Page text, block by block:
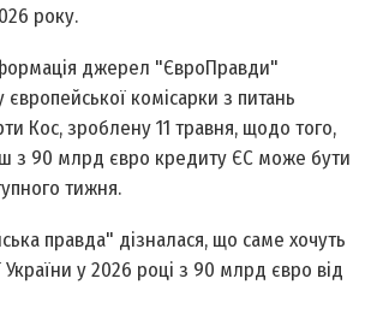
року.
джерел "ЄвроПравди"
європейської комісарки з питань
Кос, зроблену 11 травня, щодо того,
з 90 млрд євро кредиту ЄС може бути
тижня.
правда" дізналася, що саме хочуть
України у 2026 році з 90 млрд євро від